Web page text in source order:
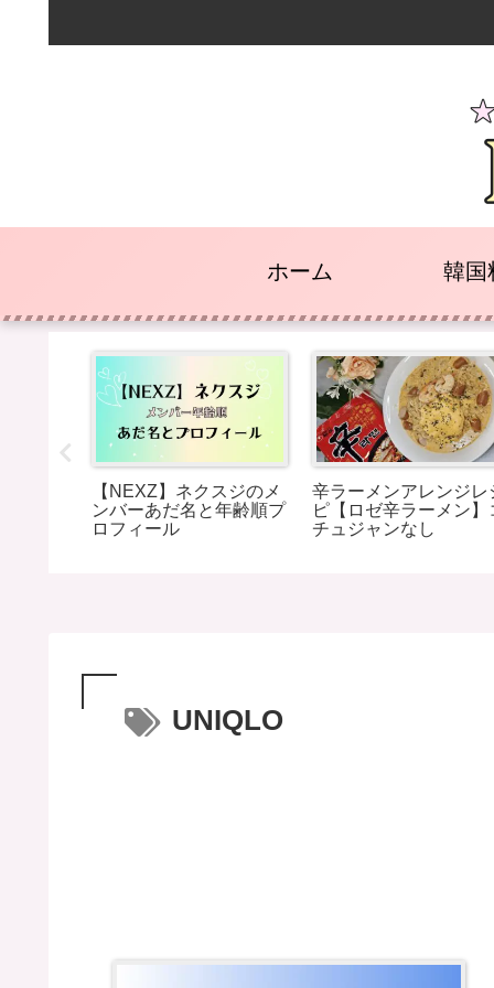
ホーム 韓国
【NEXZ】ネクスジのメ
ンバーあだ名と年齢順プ
ロフィール
辛ラーメンアレンジレ
ピ【ロゼ辛ラーメン】
チュジャンなし
UNIQLO